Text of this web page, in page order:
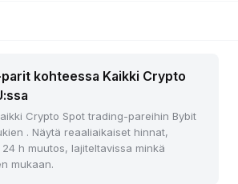
kohteessa Kaikki Crypto
Crypto Spot trading-pareihin Bybit
. Näytä reaaliaikaiset hinnat,
h muutos, lajiteltavissa minkä
mukaan.